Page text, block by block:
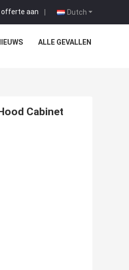
Dutch
offerte aan |
ALLE GEVALLEN
Cabinet